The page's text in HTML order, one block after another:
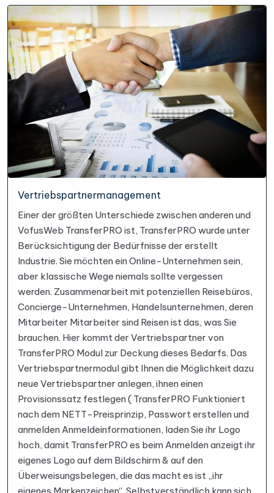
Vertriebspartnermanagement
Einer der größten Unterschiede zwischen anderen und
VofusWeb TransferPRO ist, TransferPRO wurde unter
Berücksichtigung der Bedürfnisse der erstellt
Industrie. Sie möchten ein Online-Unternehmen sein,
aber klassische Wege niemals sollte vergessen
werden. Zusammenarbeit mit potenziellen Reisebüros,
Concierge-Unternehmen, Handelsunternehmen, deren
Mitarbeiter Mitarbeiter sind Reisen ist das, was Sie
brauchen. Hier kommt der Vertriebspartner von
TransferPRO Modul zur Deckung dieses Bedarfs. Das
Vertriebspartnermodul gibt Ihnen die Möglichkeit dazu
neue Vertriebspartner anlegen, ihnen einen
Provisionssatz festlegen ( TransferPRO Funktioniert
nach dem NETT-Preisprinzip, Passwort erstellen und
anmelden Anmeldeinformationen, laden Sie ihr Logo
hoch, damit TransferPRO es beim Anmelden anzeigt ihr
eigenes Logo auf dem Bildschirm & auf den
Überweisungsbelegen, die das macht es ist „ihr